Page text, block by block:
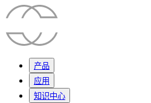
产品
应用
知识中心